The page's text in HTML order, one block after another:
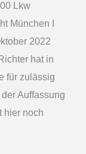
Lkw
München I
2022
hat in
für zulässig
Auffassung
hier noch